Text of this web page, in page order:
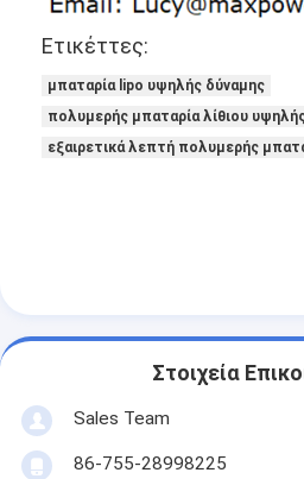
Ετικέττες:
μπαταρία lipo υψηλής δύναμης
πολυμερής μπαταρία λίθιου
εξαιρετικά λεπτή πολυμερής
Στοιχεία
Sales Team
86-755-28998225